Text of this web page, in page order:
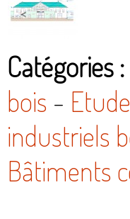
Catégories :
bois -
industriels
Bâtiments